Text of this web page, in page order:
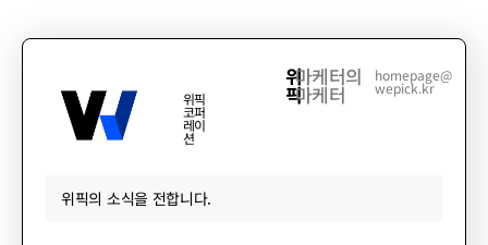
위픽
코퍼
레이
션
위
픽
마케터의
마케터
homepage@
wepick.kr
위픽의 소식을 전합니다.